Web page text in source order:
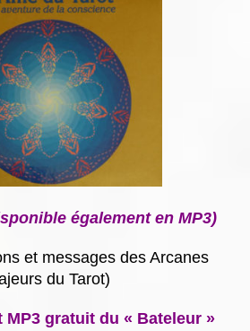
également en MP3)
et messages des Arcanes
du Tarot)
MP3 gratuit du « Bateleur »